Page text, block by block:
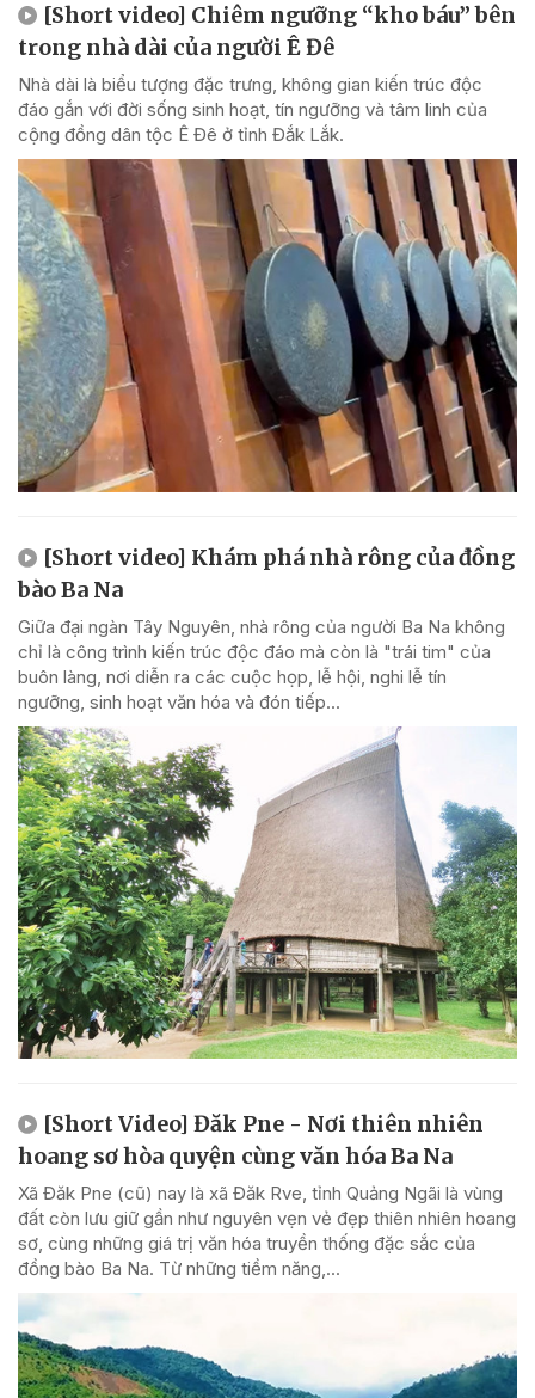
[Short video] Chiêm ngưỡng “kho báu” bên
trong nhà dài của người Ê Đê
Nhà dài là biểu tượng đặc trưng, không gian kiến trúc độc
đáo gắn với đời sống sinh hoạt, tín ngưỡng và tâm linh của
cộng đồng dân tộc Ê Đê ở tỉnh Đắk Lắk.
[Short video] Khám phá nhà rông của đồng
bào Ba Na
Giữa đại ngàn Tây Nguyên, nhà rông của người Ba Na không
chỉ là công trình kiến trúc độc đáo mà còn là "trái tim" của
buôn làng, nơi diễn ra các cuộc họp, lễ hội, nghi lễ tín
ngưỡng, sinh hoạt văn hóa và đón tiếp...
[Short Video] Đăk Pne - Nơi thiên nhiên
hoang sơ hòa quyện cùng văn hóa Ba Na
Xã Đăk Pne (cũ) nay là xã Đăk Rve, tỉnh Quảng Ngãi là vùng
đất còn lưu giữ gần như nguyên vẹn vẻ đẹp thiên nhiên hoang
sơ, cùng những giá trị văn hóa truyền thống đặc sắc của
đồng bào Ba Na. Từ những tiềm năng,...